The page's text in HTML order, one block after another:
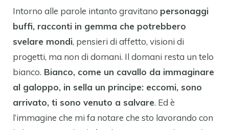
Intorno alle parole intanto gravitano personaggi
buffi, racconti in gemma che potrebbero
svelare mondi, pensieri di affetto, visioni di
progetti, ma non di domani. Il domani resta un telo
bianco. Bianco, come un cavallo da immaginare
al galoppo, in sella un principe: eccomi, sono
arrivato, ti sono venuto a salvare. Ed è
l’immagine che mi fa notare che sto lavorando con